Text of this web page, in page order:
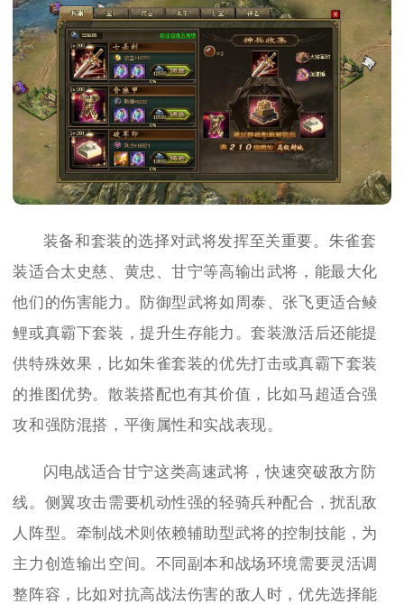
装备和套装的选择对武将发挥至关重要。朱雀套
装适合太史慈、黄忠、甘宁等高输出武将，能最大化
他们的伤害能力。防御型武将如周泰、张飞更适合鲮
鲤或真霸下套装，提升生存能力。套装激活后还能提
供特殊效果，比如朱雀套装的优先打击或真霸下套装
的推图优势。散装搭配也有其价值，比如马超适合强
攻和强防混搭，平衡属性和实战表现。
闪电战适合甘宁这类高速武将，快速突破敌方防
线。侧翼攻击需要机动性强的轻骑兵种配合，扰乱敌
人阵型。牵制战术则依赖辅助型武将的控制技能，为
主力创造输出空间。不同副本和战场环境需要灵活调
整阵容，比如对抗高战法伤害的敌人时，优先选择能